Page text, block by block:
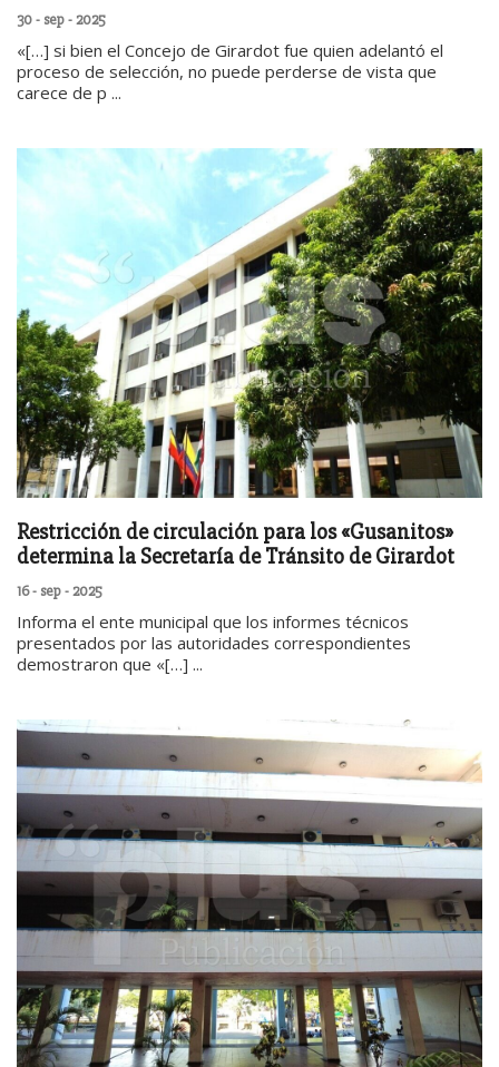
30 - sep - 2025
«[…] si bien el Concejo de Girardot fue quien adelantó el
proceso de selección, no puede perderse de vista que
carece de p ...
Restricción de circulación para los «Gusanitos»
determina la Secretaría de Tránsito de Girardot
16 - sep - 2025
Informa el ente municipal que los informes técnicos
presentados por las autoridades correspondientes
demostraron que «[…] ...